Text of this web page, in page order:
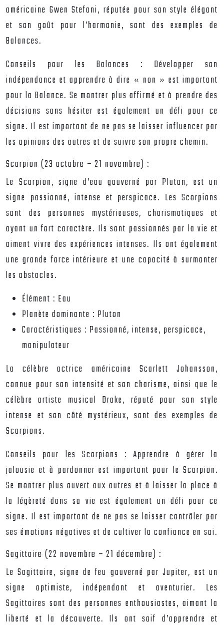
américaine Gwen Stefani, réputée pour son style élégant
et son goût pour l’harmonie, sont des exemples de
Balances.
Conseils pour les Balances : Développer son
indépendance et apprendre à dire « non » est important
pour la Balance. Se montrer plus affirmé et à prendre des
décisions sans hésiter est également un défi pour ce
signe. Il est important de ne pas se laisser influencer par
les opinions des autres et de suivre son propre chemin.
Scorpion (23 octobre – 21 novembre) :
Le Scorpion, signe d’eau gouverné par Pluton, est un
signe passionné, intense et perspicace. Les Scorpions
sont des personnes mystérieuses, charismatiques et
ayant un fort caractère. Ils sont passionnés par la vie et
aiment vivre des expériences intenses. Ils ont également
une grande force intérieure et une capacité à surmonter
les obstacles.
Élément : Eau
Planète dominante : Pluton
Caractéristiques : Passionné, intense, perspicace,
manipulateur
La célèbre actrice américaine Scarlett Johansson,
connue pour son intensité et son charisme, ainsi que le
célèbre artiste musical Drake, réputé pour son style
intense et son côté mystérieux, sont des exemples de
Scorpions.
Conseils pour les Scorpions :Apprendre à gérer la
jalousie et à pardonner est important pour le Scorpion.
Se montrer plus ouvert aux autres et à laisser la place à
la légèreté dans sa vie est également un défi pour ce
signe. Il est important de ne pas se laisser contrôler par
ses émotions négatives et de cultiver la confiance en soi.
Sagittaire (22 novembre – 21 décembre) :
Le Sagittaire, signe de feu gouverné par Jupiter, est un
signe optimiste, indépendant et aventurier. Les
Sagittaires sont des personnes enthousiastes, aimant la
liberté et la découverte. Ils ont soif d’apprendre et